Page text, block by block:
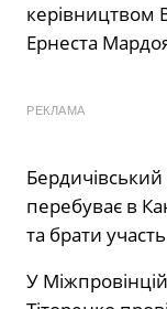
керівництвом
Ернеста
РЕКЛАМА
перебуває в
та брати
У